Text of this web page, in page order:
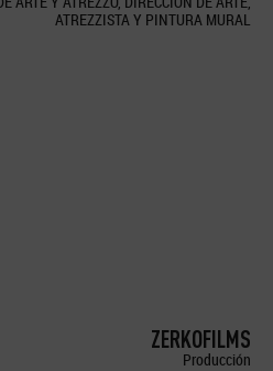
ATREZZISTA Y PINTURA MURAL
ZERKOFILMS
Producción